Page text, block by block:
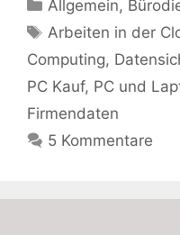
Allgemein,
Schlagwörter
Arbeiten in der
Computing,
PC Kauf, PC und
Firmendaten
5 Kommentare